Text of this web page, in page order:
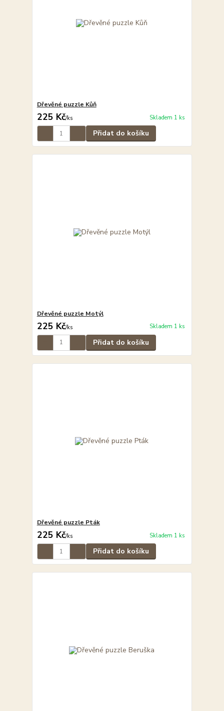
Dřevěné puzzle Kůň
225 Kč/ks Skladem 1 ks
Přidat do košíku
Dřevěné puzzle Motýl
225 Kč/ks Skladem 1 ks
Přidat do košíku
Dřevěné puzzle Pták
225 Kč/ks Skladem 1 ks
Přidat do košíku